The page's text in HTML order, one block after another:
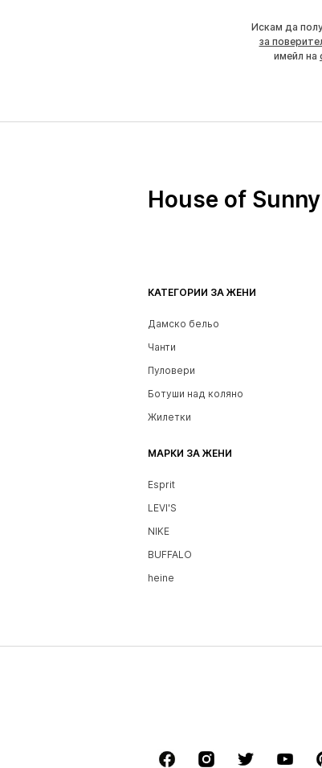
Искам да
за
имейл на
КАТЕГОРИИ ЗА ЖЕНИ
Дамско бельо
Чанти
Пуловери
Ботуши над коляно
Жилетки
МАРКИ ЗА ЖЕНИ
Esprit
LEVI'S
NIKE
BUFFALO
heine
House of Sunny